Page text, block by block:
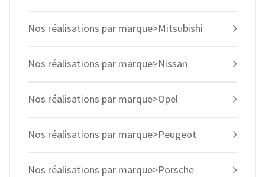
Nos réalisations par marque>Mitsubishi
Nos réalisations par marque>Nissan
Nos réalisations par marque>Opel
Nos réalisations par marque>Peugeot
Nos réalisations par marque>Porsche